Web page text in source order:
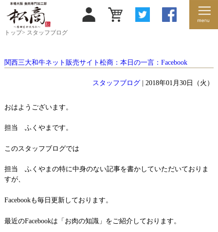
トップ> スタッフブログ
関西三大和牛ネット販売サイト松商：本日の一言：Facebook
スタッフブログ | 2018年01月30日（火）
おはようございます。
担当 ふくやまです。
このスタッフブログでは
担当 ふくやまの特に中身のない記事を書かしていただいておりま
すが、
Facebookも毎日更新しております。
最近のFacebookは「お肉の知識」をご紹介しております。